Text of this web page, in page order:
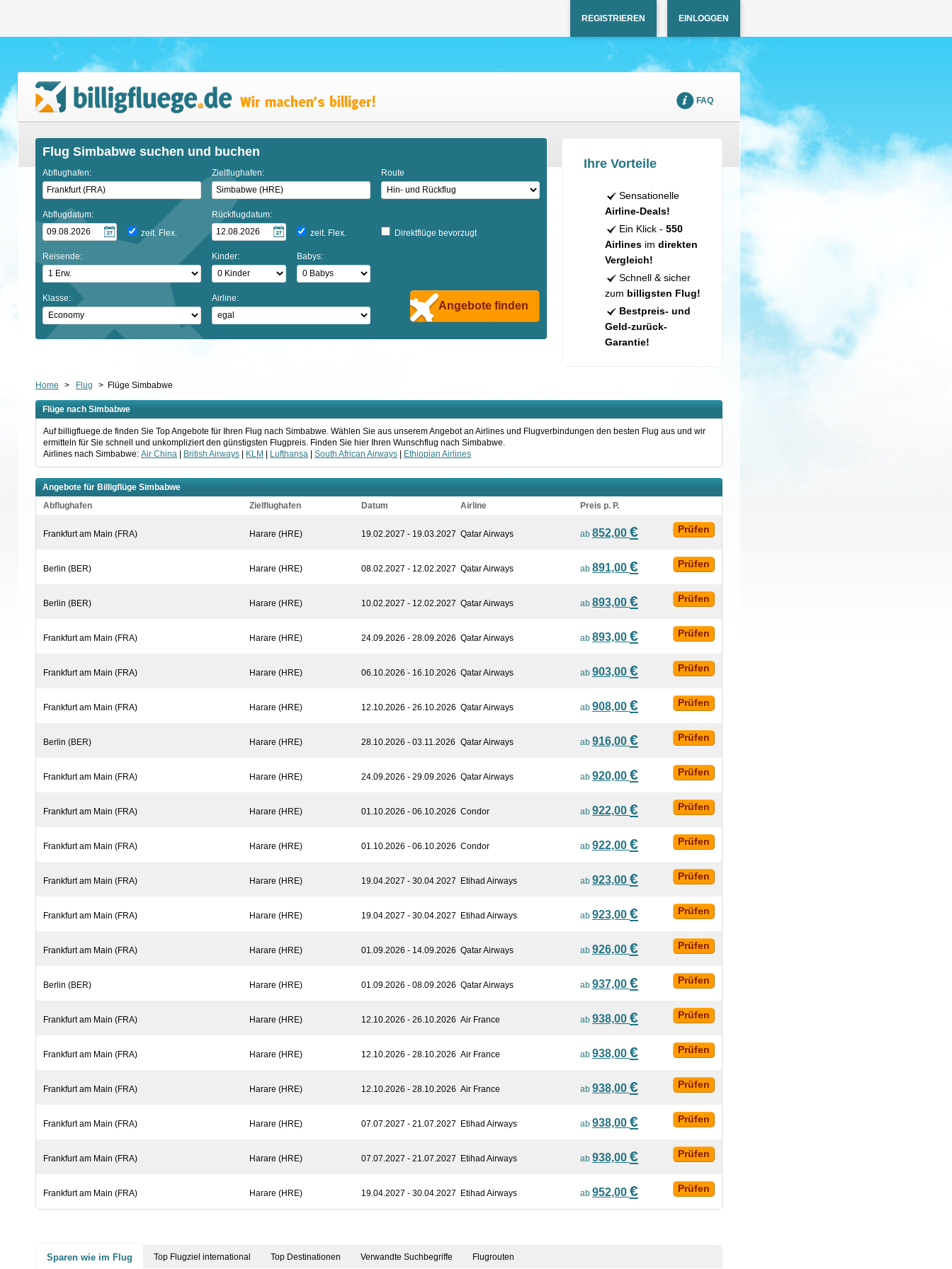
REGISTRIEREN EINLOGGEN
FAQ
Flug Simbabwe suchen und buchen
Abflughafen: Zielflughafen: Route
Abflugdatum:
zeit. Flex.
Rückflugdatum:
zeit. Flex.
Direktflüge bevorzugt
Reisende: Kinder: Babys:
Klasse: Airline:
Angebote finden
Ihre Vorteile
Sensationelle
Airline-Deals!
Ein Klick - 550
Airlinesim direkten
Vergleich!
Schnell & sicher
zum billigsten Flug!
Bestpreis- und
Geld-zurück-
Garantie!
Home > Flug > Flüge Simbabwe
Flüge nach Simbabwe
Auf billigfluege.de finden Sie Top Angebote für Ihren Flug nach Simbabwe. Wählen Sie aus unserem Angebot an Airlines und Flugverbindungen den besten Flug aus und wir
ermitteln für Sie schnell und unkompliziert den günstigsten Flugpreis. Finden Sie hier Ihren Wunschflug nach Simbabwe.
Airlines nach Simbabwe: Air China| British Airways| KLM Lufthansa| South African Airways| Ethiopian Airlines
Angebote für Billigflüge Simbabwe
Abflughafen
Zielflughafen Datum Airline Preis p. P.
Frankfurt am Main (FRA) Harare (HRE) 19.02.2027 - 19.03.2027 Qatar Airways ab 852,00 € Prüfen
Berlin (BER) Harare (HRE) 08.02.2027 - 12.02.2027 Qatar Airways ab 891,00 € Prüfen
Berlin (BER) Harare (HRE) 10.02.2027 - 12.02.2027 Qatar Airways ab 893,00 € Prüfen
Frankfurt am Main (FRA) Harare (HRE) 24.09.2026 - 28.09.2026 Qatar Airways ab 893,00 € Prüfen
Frankfurt am Main (FRA) Harare (HRE) 06.10.2026 - 16.10.2026 Qatar Airways ab 903,00 € Prüfen
Frankfurt am Main (FRA) Harare (HRE) 12.10.2026 - 26.10.2026 Qatar Airways ab 908,00 € Prüfen
Berlin (BER) Harare (HRE) 28.10.2026 - 03.11.2026 Qatar Airways ab 916,00 € Prüfen
Frankfurt am Main (FRA) Harare (HRE) 24.09.2026 - 29.09.2026 Qatar Airways ab 920,00 € Prüfen
Frankfurt am Main (FRA) Harare (HRE) 01.10.2026 - 06.10.2026 Condor ab 922,00 € Prüfen
Frankfurt am Main (FRA) Harare (HRE) 01.10.2026 - 06.10.2026 Condor ab 922,00 € Prüfen
Frankfurt am Main (FRA) Harare (HRE) 19.04.2027 - 30.04.2027 Etihad Airways ab 923,00 € Prüfen
Frankfurt am Main (FRA) Harare (HRE) 19.04.2027 - 30.04.2027 Etihad Airways ab 923,00 € Prüfen
Frankfurt am Main (FRA) Harare (HRE) 01.09.2026 - 14.09.2026 Qatar Airways ab 926,00 € Prüfen
Berlin (BER) Harare (HRE) 01.09.2026 - 08.09.2026 Qatar Airways ab 937,00 € Prüfen
Frankfurt am Main (FRA) Harare (HRE) 12.10.2026 - 26.10.2026 Air France ab 938,00 € Prüfen
Frankfurt am Main (FRA) Harare (HRE) 12.10.2026 - 28.10.2026 Air France ab 938,00 € Prüfen
Frankfurt am Main (FRA) Harare (HRE) 12.10.2026 - 28.10.2026 Air France ab 938,00 € Prüfen
Frankfurt am Main (FRA) Harare (HRE) 07.07.2027 - 21.07.2027 Etihad Airways ab 938,00 € Prüfen
Frankfurt am Main (FRA) Harare (HRE) 07.07.2027 - 21.07.2027 Etihad Airways ab 938,00 € Prüfen
Frankfurt am Main (FRA) Harare (HRE) 19.04.2027 - 30.04.2027 Etihad Airways ab 952,00 € Prüfen
Sparen wie im Flug Top Flugziel international Top Destinationen Verwandte Suchbegriffe Flugrouten